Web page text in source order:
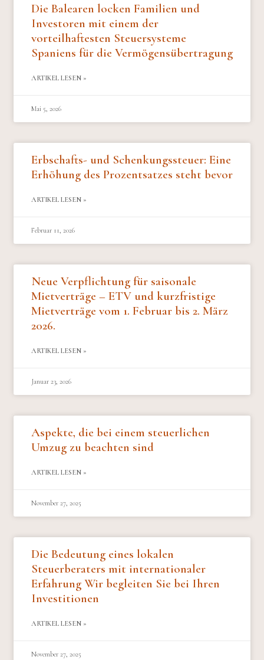
Die Balearen locken Familien und
Investoren mit einem der
vorteilhaftesten Steuersysteme
Spaniens für die Vermögensübertragung
ARTIKEL LESEN »
Mai 5, 2026
Erbschafts- und Schenkungssteuer: Eine
Erhöhung des Prozentsatzes steht bevor
ARTIKEL LESEN »
Februar 11, 2026
Neue Verpflichtung für saisonale
Mietverträge – ETV und kurzfristige
Mietverträge vom 1. Februar bis 2. März
2026.
ARTIKEL LESEN »
Januar 23, 2026
Aspekte, die bei einem steuerlichen
Umzug zu beachten sind
ARTIKEL LESEN »
November 27, 2025
Die Bedeutung eines lokalen
Steuerberaters mit internationaler
Erfahrung Wir begleiten Sie bei Ihren
Investitionen
ARTIKEL LESEN »
November 27, 2025